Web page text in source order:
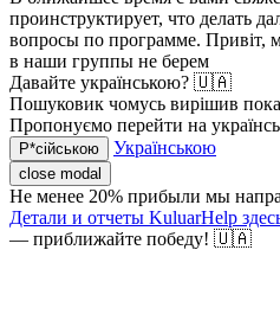
проинструктирует, что делать
вопросы по программе. Привіт,
в наши группы не берем
Давайте українською? 🇺🇦
Пошуковик чомусь вирішив
Пропонуємо перейти на
Р*сійською Українською
close modal
Не менее 20% прибыли мы
Детали и отчеты KuluarHelp
— приближайте победу! 🇺🇦